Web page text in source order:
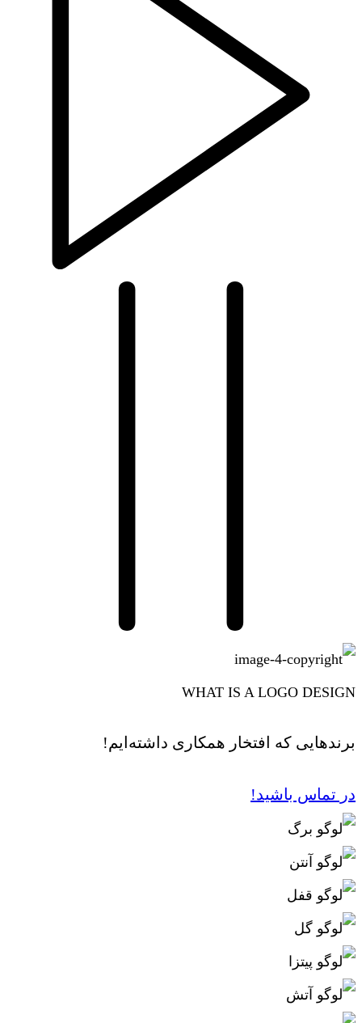
WHAT IS A LOGO DESIGN
برندهایی که افتخار همکاری داشته‌ایم!
در تماس باشید!